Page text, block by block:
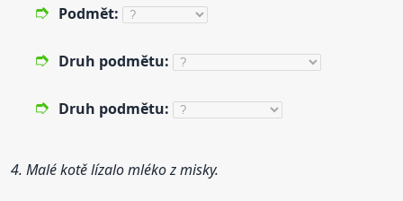
Podmět:
Druh podmětu:
Druh podmětu:
4. Malé kotě lízalo mléko z misky.